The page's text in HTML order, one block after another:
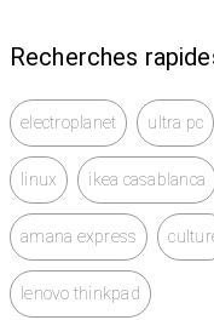
Recherches
electroplanet ultra pc
linux ikea casablanca
amana express
lenovo thinkpad